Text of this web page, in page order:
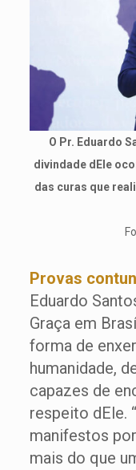
O Pr. Eduardo
divindade dEle
das curas que
Provas
Eduardo
Graça em
forma de
humanidade,
capazes de
respeito dEle.
manifestos
mais do que